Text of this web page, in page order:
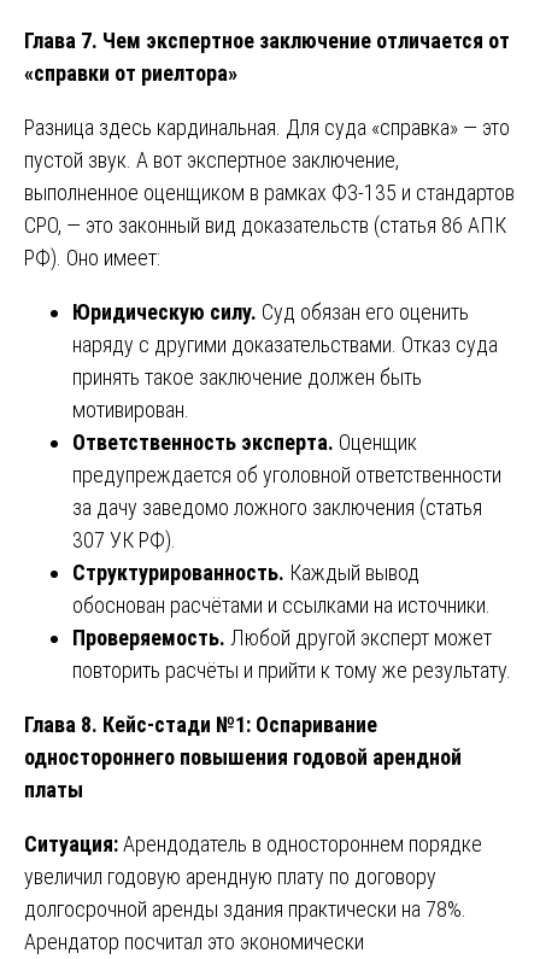
Глава 7. Чем экспертное заключение отличается от
«справки от риелтора»
Разница здесь кардинальная. Для суда «справка» — это
пустой звук. А вот экспертное заключение,
выполненное оценщиком в рамках ФЗ-135 и стандартов
СРО, — это законный вид доказательств (статья 86 АПК
РФ). Оно имеет:
Юридическую силу. Суд обязан его оценить
наряду с другими доказательствами. Отказ суда
принять такое заключение должен быть
мотивирован.
Ответственность эксперта. Оценщик
предупреждается об уголовной ответственности
за дачу заведомо ложного заключения (статья
307 УК РФ).
Структурированность. Каждый вывод
обоснован расчётами и ссылками на источники.
Проверяемость. Любой другой эксперт может
повторить расчёты и прийти к тому же результату.
Глава 8. Кейс-стади №1: Оспаривание
одностороннего повышения годовой арендной
платы
Ситуация:Арендодатель в одностороннем порядке
увеличил годовую арендную плату по договору
долгосрочной аренды здания практически на 78%.
Арендатор посчитал это экономически